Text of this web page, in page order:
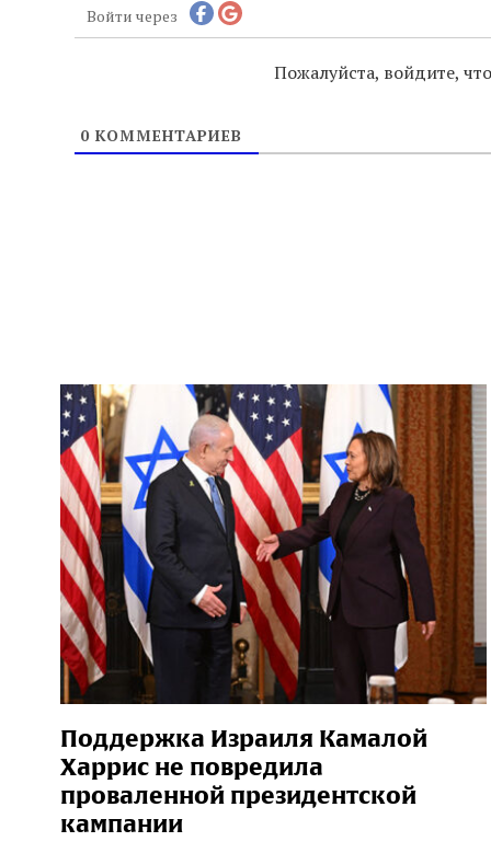
Войти через
Пожалуйста, войдите,
0КОММЕНТАРИЕВ
Поддержка Израиля Камалой
Харрис не повредила
проваленной президентской
кампании